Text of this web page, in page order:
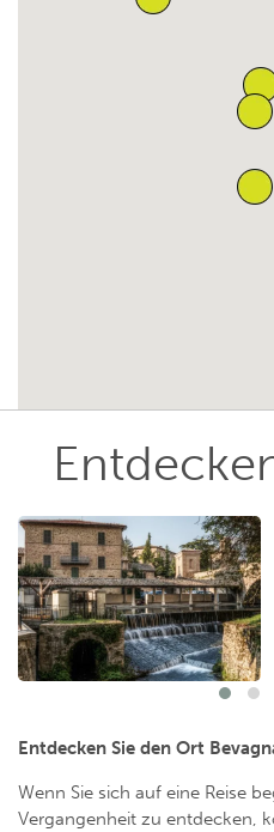
Entdecken Sie den Ort
Wenn Sie sich auf eine Reise
Vergangenheit zu entdecken,